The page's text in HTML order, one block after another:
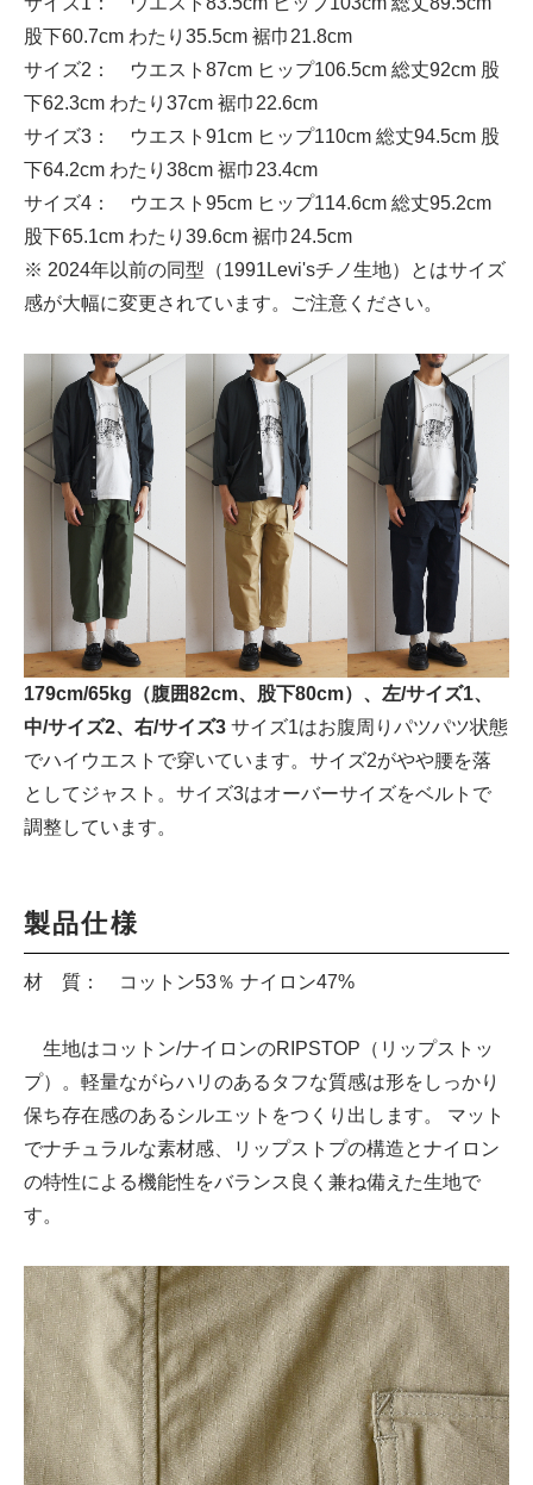
股下60.7cm わたり35.5cm 裾巾21.8cm
サイズ2： ウエスト87cm ヒップ106.5cm 総丈92cm 股
下62.3cm わたり37cm 裾巾22.6cm
サイズ3： ウエスト91cm ヒップ110cm 総丈94.5cm 股
下64.2cm わたり38cm 裾巾23.4cm
サイズ4： ウエスト95cm ヒップ114.6cm 総丈95.2cm
股下65.1cm わたり39.6cm 裾巾24.5cm
※ 2024年以前の同型（1991Levi'sチノ生地）とはサイズ
感が大幅に変更されています。ご注意ください。
179cm/65kg（腹囲82cm、股下80cm）、左/サイズ1、
中/サイズ2、右/サイズ3 サイズ1はお腹周りパツパツ状態
でハイウエストで穿いています。サイズ2がやや腰を落
としてジャスト。サイズ3はオーバーサイズをベルトで
調整しています。
製品仕様
材 質： コットン53％ ナイロン47%
生地はコットン/ナイロンのRIPSTOP（リップストッ
プ）。軽量ながらハリのあるタフな質感は形をしっかり
保ち存在感のあるシルエットをつくり出します。 マット
でナチュラルな素材感、リップストプの構造とナイロン
の特性による機能性をバランス良く兼ね備えた生地で
す。